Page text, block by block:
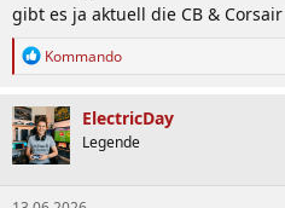
gibt es ja aktuell die CB &
R
k
t
i
o
n
Kommando
ElectricDay
Legende